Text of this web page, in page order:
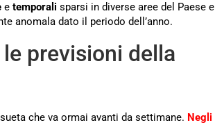
e temporali sparsi in diverse aree del Paese e
anomala dato il periodo dell’anno.
previsioni della
che va ormai avanti da settimane. Negli